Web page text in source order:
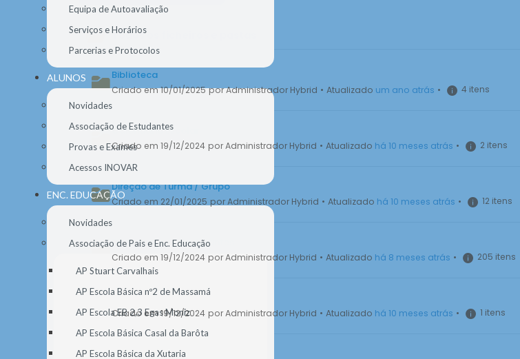
Equipa de Autoavaliação
Serviços e Horários
Parcerias e Protocolos
ALUNOS
Novidades
Associação de Estudantes
Provas e Exames
Acessos INOVAR
ENC. EDUCAÇÃO
Novidades
Associação de Pais e Enc. Educação
AP Stuart Carvalhais
AP Escola Básica nº2 de Massamá
AP Escola EB 2,3 Egas Moniz
AP Escola Básica Casal da Barôta
AP Escola Básica da Xutaria
Todos os ficheiros e pastas
Biblioteca
Criado em 10/01/2025 por Administrador Hybrid • Atualizado um ano atrás • 4 itens
Calendário Escolar
Criado em 19/12/2024 por Administrador Hybrid • Atualizado há 10 meses atrás • 2 itens
Direção de Turma / Grupo
Criado em 22/01/2025 por Administrador Hybrid • Atualizado há 10 meses atrás • 12 itens
Documentos Estruturantes
Criado em 19/12/2024 por Administrador Hybrid • Atualizado há 8 meses atrás • 205 itens
Manuais Escolares
Criado em 19/12/2024 por Administrador Hybrid • Atualizado há 10 meses atrás • 1 itens
Oferta Educativa